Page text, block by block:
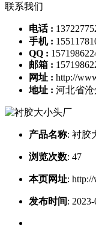
联系我们
电话 :
手机 :
QQ :
邮箱 :
网址 : http://
地址 : 河北省
产品名称: 衬胶
浏览次数: 47
本页网址: http://
发布时间: